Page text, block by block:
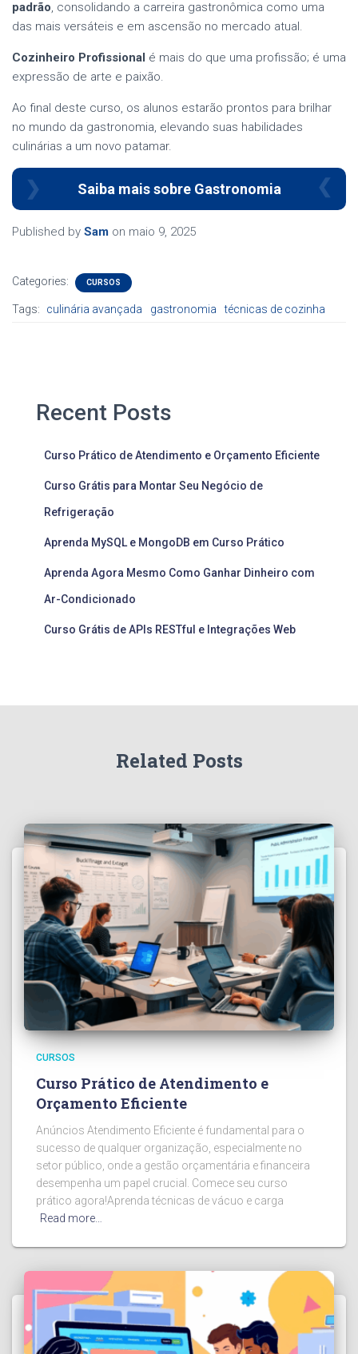
padrão, consolidando a carreira gastronômica como uma
das mais versáteis e em ascensão no mercado atual.
Cozinheiro Profissional é mais do que uma profissão; é uma
expressão de arte e paixão.
Ao final deste curso, os alunos estarão prontos para brilhar
no mundo da gastronomia, elevando suas habilidades
culinárias a um novo patamar.
Saiba mais sobre Gastronomia
Published by Sam on maio 9, 2025
Categories: CURSOS
Tags: culinária avançada gastronomia técnicas de cozinha
Recent Posts
Curso Prático de Atendimento e Orçamento Eficiente
Curso Grátis para Montar Seu Negócio de
Refrigeração
Aprenda MySQL e MongoDB em Curso Prático
Aprenda Agora Mesmo Como Ganhar Dinheiro com
Ar-Condicionado
Curso Grátis de APIs RESTful e Integrações Web
Related Posts
CURSOS
Curso Prático de Atendimento e
Orçamento Eficiente
Anúncios Atendimento Eficiente é fundamental para o
sucesso de qualquer organização, especialmente no
setor público, onde a gestão orçamentária e financeira
desempenha um papel crucial. Comece seu curso
prático agora!Aprenda técnicas de vácuo e carga
Read more…